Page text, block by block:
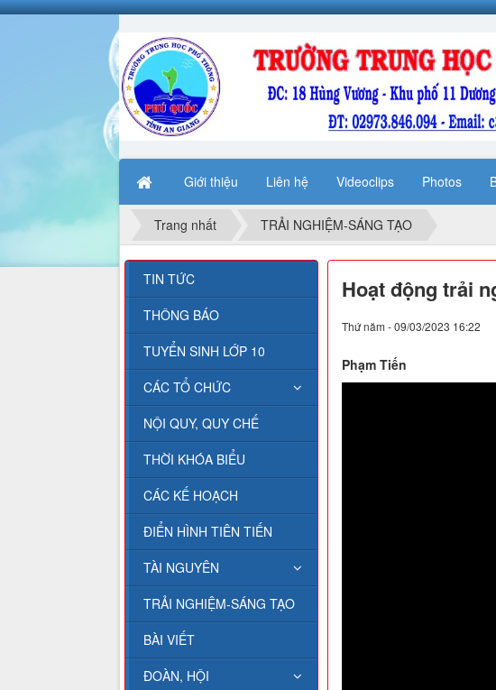
Giới thiệu Liên hệ Videoclips Photos
Trang nhất TRẢI NGHIỆM-SÁNG TẠO
Hoạt động trải
Thứ năm - 09/03/2023 16:22
Phạm Tiến
TIN TỨC
THÔNG BÁO
TUYỂN SINH LỚP 10
CÁC TỔ CHỨC
NỘI QUY, QUY CHẾ
THỜI KHÓA BIỂU
CÁC KẾ HOẠCH
ĐIỂN HÌNH TIÊN TIẾN
TÀI NGUYÊN
TRẢI NGHIỆM-SÁNG TẠO
BÀI VIẾT
ĐOÀN, HỘI